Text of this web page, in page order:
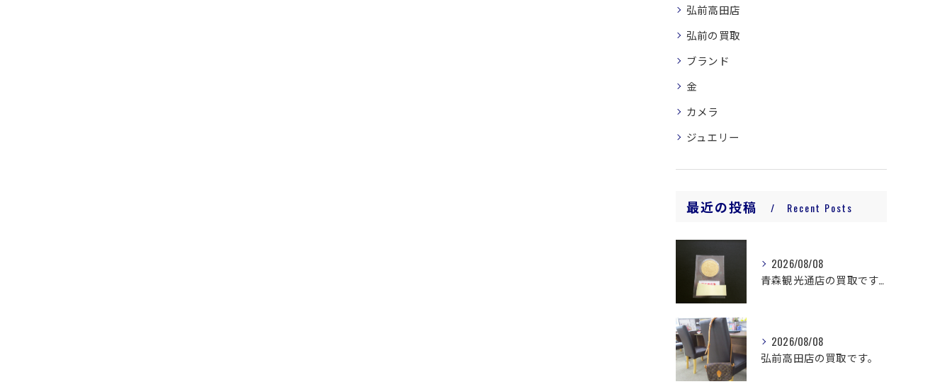
弘前高田店
弘前の買取
ブランド
金
カメラ
ジュエリー
最近の投稿 Recent Posts
2026/08/08
青森観光通店の買取です。
2026/08/08
弘前高田店の買取です。